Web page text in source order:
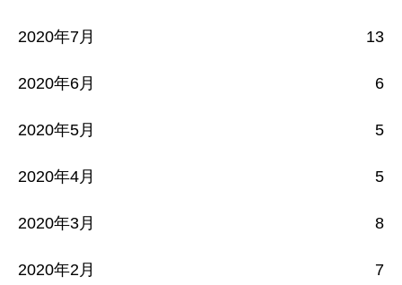
2020年7月 13
2020年6月 6
2020年5月 5
2020年4月 5
2020年3月 8
2020年2月 7